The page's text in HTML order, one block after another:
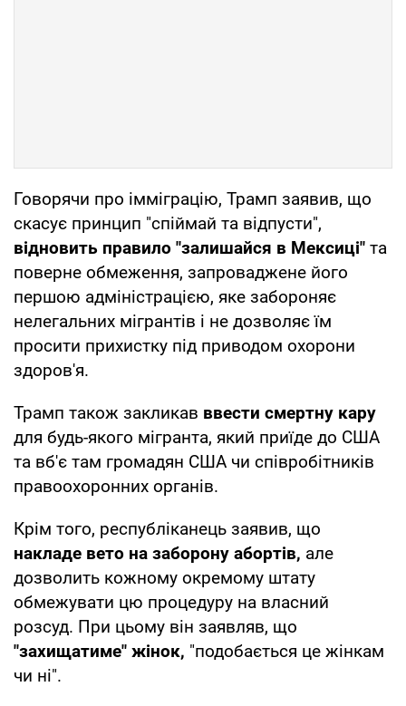
Говорячи про імміграцію, Трамп заявив, що
скасує принцип "спіймай та відпусти",
відновить правило "залишайся в Мексиці" та
поверне обмеження, запроваджене його
першою адміністрацією, яке забороняє
нелегальних мігрантів і не дозволяє їм
просити прихистку під приводом охорони
здоров'я.
Трамп також закликав ввести смертну кару
для будь-якого мігранта, який приїде до США
та вб'є там громадян США чи співробітників
правоохоронних органів.
Крім того, республіканець заявив, що
накладе вето на заборону абортів, але
дозволить кожному окремому штату
обмежувати цю процедуру на власний
розсуд. При цьому він заявляв, що
"захищатиме" жінок, "подобається це жінкам
чи ні".